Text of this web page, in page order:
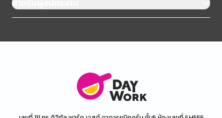
สำหรับผู้สมัครงาน